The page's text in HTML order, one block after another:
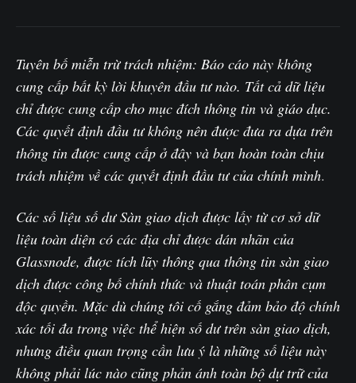
Tuyên bố miễn trừ trách nhiệm: Báo cáo này không
cung cấp bất kỳ lời khuyên đầu tư nào. Tất cả dữ liệu
chỉ được cung cấp cho mục đích thông tin và giáo dục.
Các quyết định đầu tư không nên được đưa ra dựa trên
thông tin được cung cấp ở đây và bạn hoàn toàn chịu
trách nhiệm về các quyết định đầu tư của chính mình.‌
Các số liệu số dư Sàn giao dịch được lấy từ cơ sở dữ
liệu toàn diện có các địa chỉ được dán nhãn của
Glassnode, được tích lũy thông qua thông tin sàn giao
dịch được công bố chính thức và thuật toán phân cụm
độc quyền. Mặc dù chúng tôi cố gắng đảm bảo độ chính
xác tối đa trong việc thể hiện số dư trên sàn giao dịch,
nhưng điều quan trọng cần lưu ý là những số liệu này
không phải lúc nào cũng phản ánh toàn bộ dự trữ của